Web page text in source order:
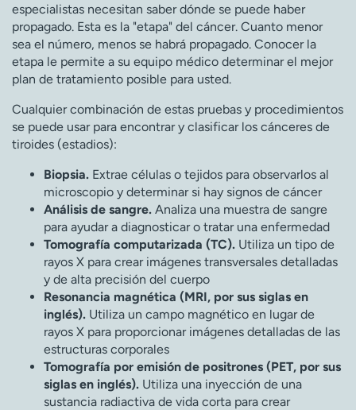
especialistas necesitan saber dónde se puede haber
propagado. Esta es la "etapa" del cáncer. Cuanto menor
sea el número, menos se habrá propagado. Conocer la
etapa le permite a su equipo médico determinar el mejor
plan de tratamiento posible para usted.
Cualquier combinación de estas pruebas y procedimientos
se puede usar para encontrar y clasificar los cánceres de
tiroides (estadios):
Biopsia. Extrae células o tejidos para observarlos al
microscopio y determinar si hay signos de cáncer
Análisis de sangre. Analiza una muestra de sangre
para ayudar a diagnosticar o tratar una enfermedad
Tomografía computarizada (TC). Utiliza un tipo de
rayos X para crear imágenes transversales detalladas
y de alta precisión del cuerpo
Resonancia magnética (MRI, por sus siglas en
inglés). Utiliza un campo magnético en lugar de
rayos X para proporcionar imágenes detalladas de las
estructuras corporales
Tomografía por emisión de positrones (PET, por sus
siglas en inglés). Utiliza una inyección de una
sustancia radiactiva de vida corta para crear